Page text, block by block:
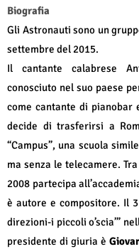
Biografia
Gli Astronauti sono un
settembre del 2015.
Il cantante calabrese
conosciuto nel suo paese
come cantante di pianobar
decide di trasferirsi a
“Campus”, una scuola
ma senza le telecamere.
2008 partecipa
è autore e compositore. Il
direzioni-i piccoli o’scia’”
presidente di giuria è